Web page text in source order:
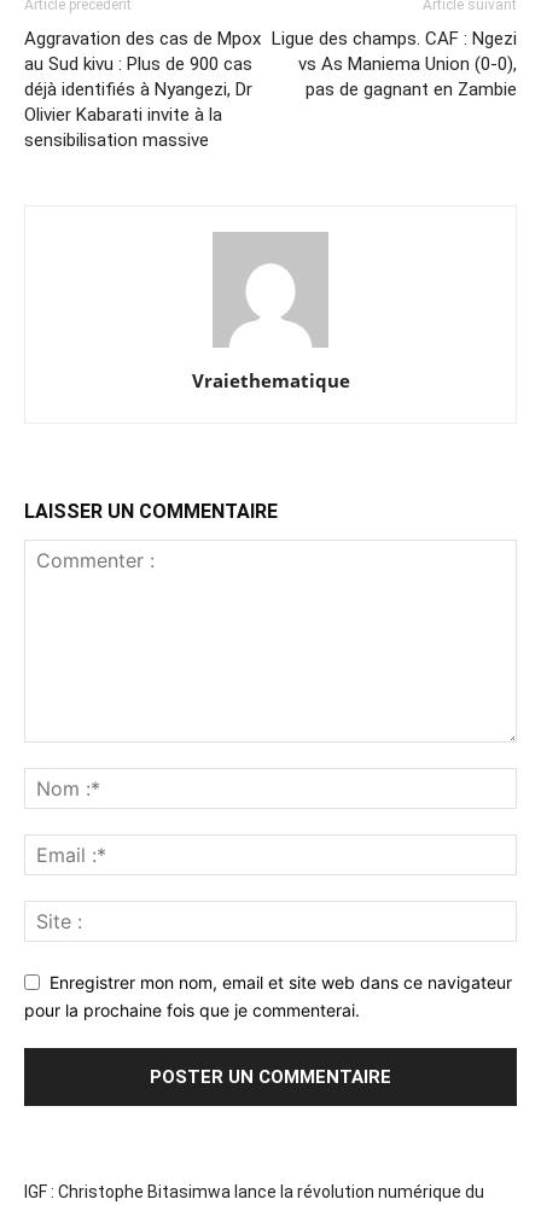
Article précédent
Aggravation des cas de Mpox
au Sud kivu : Plus de 900 cas
déjà identifiés à Nyangezi, Dr
Olivier Kabarati invite à la
sensibilisation massive
Article suivant
Ligue des champs. CAF : Ngezi
vs As Maniema Union (0-0),
pas de gagnant en Zambie
Vraiethematique
LAISSER UN COMMENTAIRE
Enregistrer mon nom, email et site web dans ce navigateur
pour la prochaine fois que je commenterai.
IGF : Christophe Bitasimwa lance la révolution numérique du